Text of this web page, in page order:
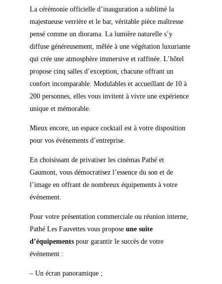
La cérémonie officielle d’inauguration a sublimé la
majestueuse verrière et le bar, véritable pièce maîtresse
pensé comme un diorama. La lumière naturelle s’y
diffuse généreusement, mêlée à une végétation luxuriante
qui crée une atmosphère immersive et raffinée. L’hôtel
propose cinq salles d’exception, chacune offrant un
confort incomparable. Modulables et accueillant de 10 à
200 personnes, elles vous invitent à vivre une expérience
unique et mémorable.
Mieux encore, un espace cocktail est à votre disposition
pour vos événements d’entreprise.
En choisissant de privatiser les cinémas Pathé et
Gaumont, vous démocratisez l’essence du son et de
l’image en offrant de nombreux équipements à votre
événement.
Pour votre présentation commerciale ou réunion interne,
Pathé Les Fauvettes vous propose une suite
d’équipements pour garantir le succès de votre
événement :
– Un écran panoramique ;